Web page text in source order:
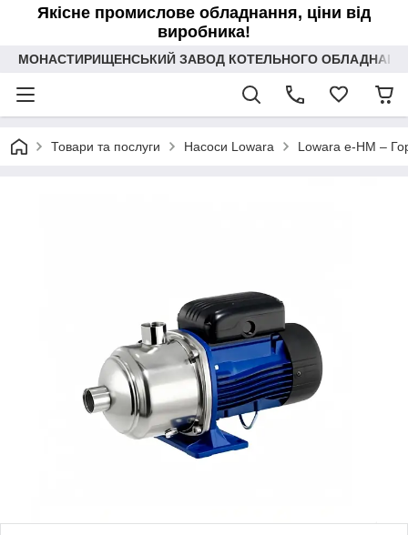
Якісне промислове обладнання, ціни від
виробника!
МОНАСТИРИЩЕНСЬКИЙ ЗАВОД КОТЕЛЬНОГО
Товари та послуги Насоси Lowara Lowara e-HM –